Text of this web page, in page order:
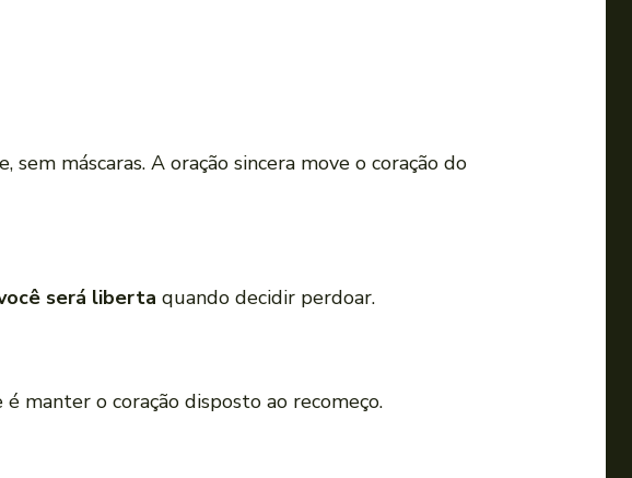
sem máscaras. A oração sincera move o coração do
será liberta quando decidir perdoar.
manter o coração disposto ao recomeço.